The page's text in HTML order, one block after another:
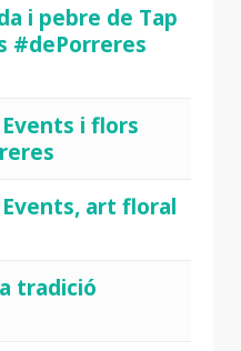
i pebre de Tap
#dePorreres
i flors
art floral
tradició